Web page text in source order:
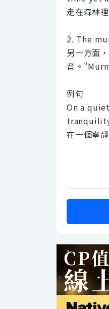
走在森林
2. The
另一方面
音。
例句
On a
在一個寧